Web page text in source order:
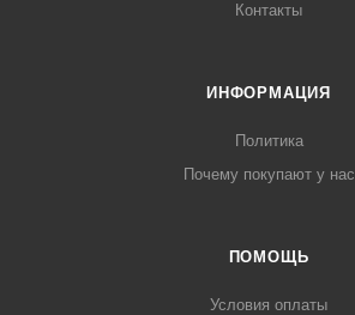
Контакты
ИНФОРМАЦИЯ
Политика
Почему покупают у нас
ПОМОЩЬ
Условия оплаты